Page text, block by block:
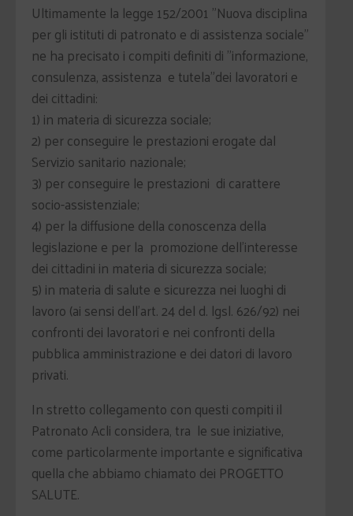
Ultimamente la legge 152/2001 "Nuova disciplina
per gli istituti di patronato e di assistenza sociale"
ne ha precisato i compiti definiti di "informazione,
consulenza, assistenza e tutela"dei lavoratori e
dei cittadini:
1) in materia di sicurezza sociale;
2) per conseguire le prestazioni erogate dal
Servizio sanitario nazionale;
3) per conseguire le prestazioni di carattere
socio-assistenziale;
4) per la diffusione della conoscenza della
legislazione e per la promozione dell'interesse
dei cittadini in materia di sicurezza sociale;
5) in materia di salute e sicurezza nei luoghi di
lavoro (ai sensi dell'art. 24 del d. lgsl. 626/92) nei
confronti dei lavoratori e nei confronti della
pubblica amministrazione e dei datori di lavoro
privati.
In stretto collegamento con questi compiti il
Patronato Acli considera, tra le sue iniziative,
come particolarmente importante e significativa
quella che abbiamo chiamato dei PROGETTO
SALUTE.